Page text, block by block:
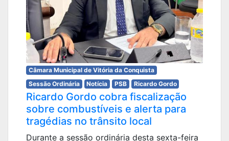
Câmara Municipal de Vitória da Conquista
Sessão Ordinária
Notícia PSB Ricardo Gordo
Ricardo Gordo cobra fiscalização
sobre combustíveis e alerta para
tragédias no trânsito local
Durante a sessão ordinária desta sexta-feira